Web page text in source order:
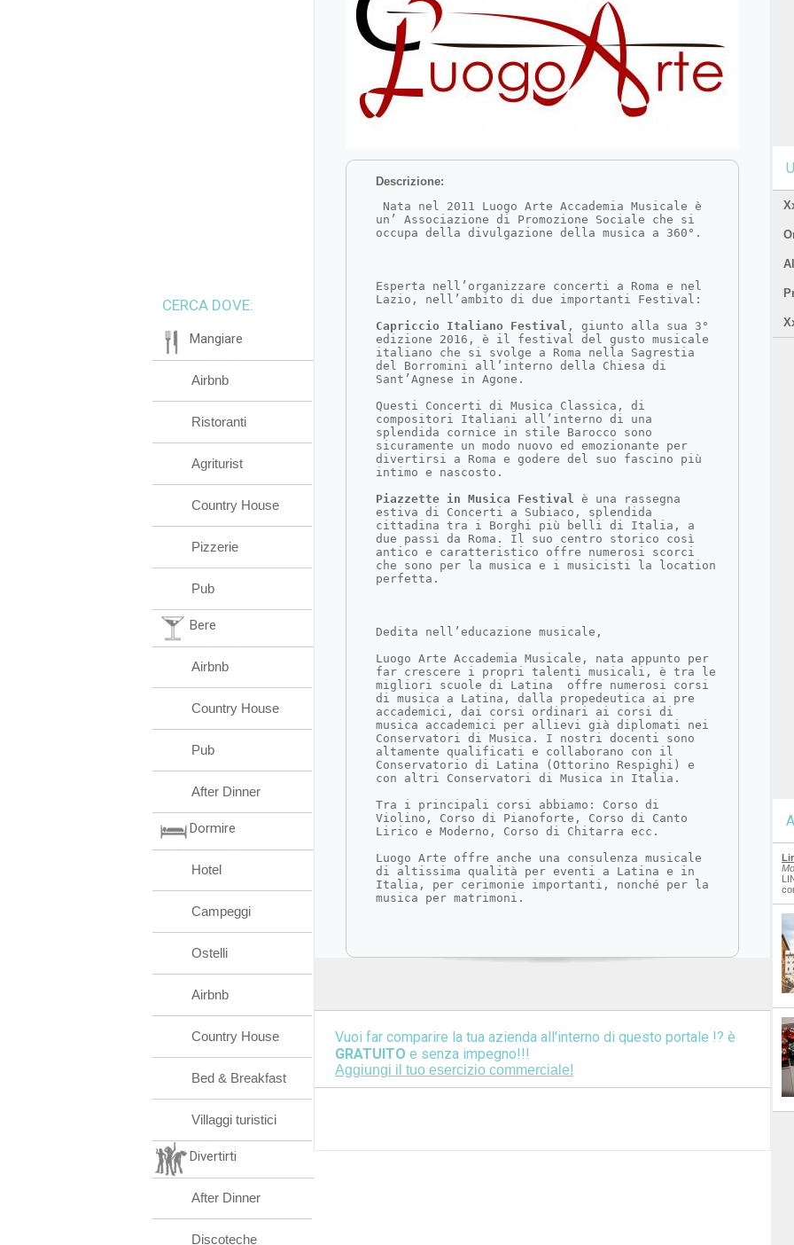
Descrizione:
Nata nel 2011 Luogo Arte Accademia Musicale è
un’ Associazione di Promozione Sociale che si
occupa della divulgazione della musica a 360°.
Esperta nell’organizzare concerti a Roma e nel
Lazio, nell’ambito di due importanti Festival:
Capriccio Italiano Festival , giunto alla sua 3°
edizione 2016, è il festival del gusto musicale
italiano che si svolge a Roma nella Sagrestia
del Borromini all’interno della Chiesa di
Sant’Agnese in Agone.
Questi Concerti di Musica Classica, di
compositori Italiani all’interno di una
splendida cornice in stile Barocco sono
sicuramente un modo nuovo ed emozionante per
divertirsi a Roma e godere del suo fascino più
intimo e nascosto.
Piazzette in Musica Festival è una rassegna
estiva di Concerti a Subiaco, splendida
cittadina tra i Borghi più belli di Italia, a
due passi da Roma. Il suo centro storico così
antico e caratteristico offre numerosi scorci
che sono per la musica e i musicisti la location
perfetta.
Dedita nell’educazione musicale,
Luogo Arte Accademia Musicale, nata appunto per
far crescere i propri talenti musicali, è tra le
migliori scuole di Latina  offre numerosi corsi
di musica a Latina, dalla propedeutica ai pre
accademici, dai corsi ordinari ai corsi di
musica accademici per allievi già diplomati nei
Conservatori di Musica. I nostri docenti sono
altamente qualificati e collaborano con il
Conservatorio di Latina (Ottorino Respighi) e
con altri Conservatori di Musica in Italia.
Tra i principali corsi abbiamo: Corso di
Violino, Corso di Pianoforte, Corso di Canto
Lirico e Moderno, Corso di Chitarra ecc.
Luogo Arte offre anche una consulenza musicale
di altissima qualità per eventi a Latina e in
Italia, per cerimonie importanti, nonché per la
musica per matrimoni.
Vuoi far comparire la tua azienda all'interno di questo portale !? è
GRATUITO e senza impegno!!!
Aggiungi il tuo esercizio commerciale!
CERCA DOVE:
Mangiare
Airbnb
Ristoranti
Agriturist
Country House
Pizzerie
Pub
Bere
Airbnb
Country House
Pub
After Dinner
Dormire
Hotel
Campeggi
Ostelli
Airbnb
Country House
Bed & Breakfast
Villaggi turistici
Divertirti
After Dinner
Discoteche